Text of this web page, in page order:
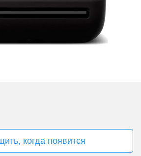
когда появится